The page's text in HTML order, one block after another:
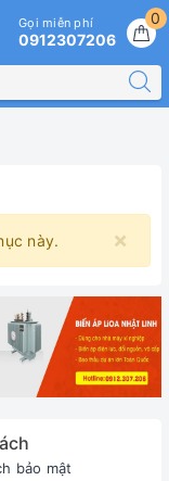
0
Gọi miễn phí
0912307206
×
này.
bảo mật